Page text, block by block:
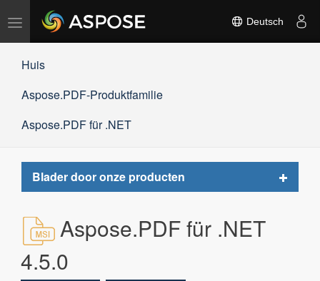
Navigation
umschalten
Deutsch
Huis
Aspose.PDF-Produktfamilie
Aspose.PDF für .NET
Blader door onze producten
Toggle
Aspose.PDF für .NET
4.5.0